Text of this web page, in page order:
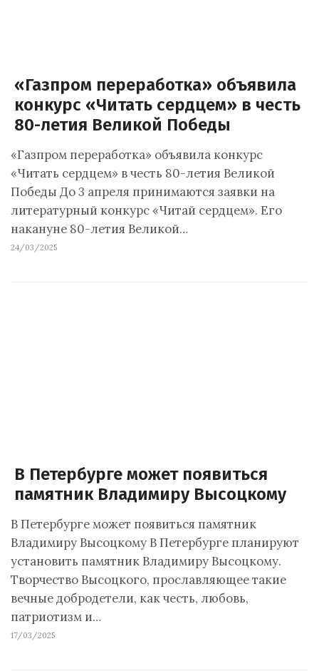
«Газпром переработка» объявила
конкурс «Читать сердцем» в честь
80-летия Великой Победы
«Газпром переработка» объявила конкурс
«Читать сердцем» в честь 80-летия Великой
Победы До 3 апреля принимаются заявки на
литературный конкурс «Читай сердцем». Его
накануне 80-летия Великой…
24/03/2025
В Петербурге может появиться
памятник Владимиру Высоцкому
В Петербурге может появиться памятник
Владимиру Высоцкому В Петербурге планируют
установить памятник Владимиру Высоцкому.
Творчество Высоцкого, прославляющее такие
вечные добродетели, как честь, любовь,
патриотизм и…
17/03/2025